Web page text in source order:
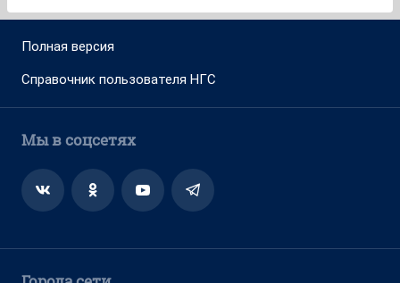
Полная версия
Справочник пользователя НГС
Мы в соцсетях